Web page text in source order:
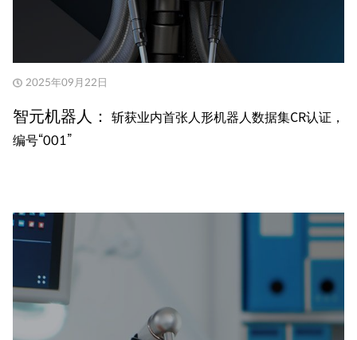
2025年09月22日
智元机器人： 斩获业内首张人形机器人数据集CR认证，
编号“001”